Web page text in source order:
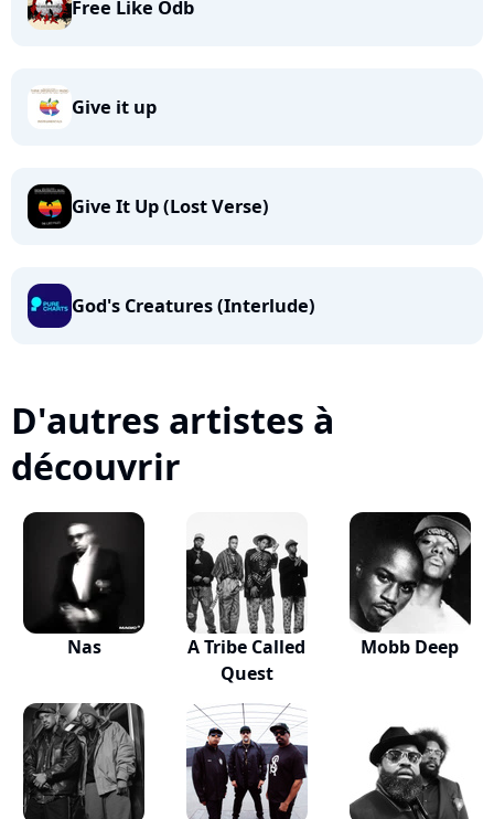
Free Like Odb
Give it up
Give It Up (Lost Verse)
God's Creatures (Interlude)
D'autres artistes à
découvrir
Nas
A Tribe Called
Quest
Mobb Deep